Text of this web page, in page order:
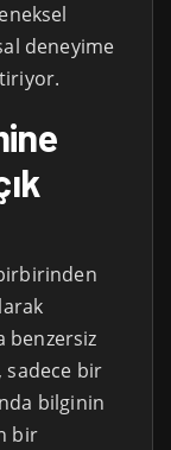
deneyime
benzersiz
sadece bir
bilginin
bir